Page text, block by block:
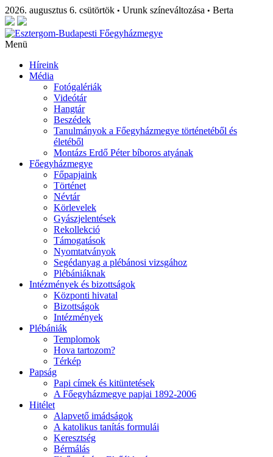
2026. augusztus 6. csütörtök • Urunk színeváltozása • Berta
Menü
Híreink
Média
Fotógalériák
Videótár
Hangtár
Beszédek
Tanulmányok a Főegyházmegye történetéből és
életéből
Montázs Erdő Péter bíboros atyának
Főegyházmegye
Főpapjaink
Történet
Névtár
Körlevelek
Gyászjelentések
Rekollekció
Támogatások
Nyomtatványok
Segédanyag a plébánosi vizsgához
Plébániáknak
Intézmények és bizottságok
Központi hivatal
Bizottságok
Intézmények
Plébániák
Templomok
Hova tartozom?
Térkép
Papság
Papi címek és kitüntetések
A Főegyházmegye papjai 1892-2006
Hitélet
Alapvető imádságok
A katolikus tanítás formulái
Keresztség
Bérmálás